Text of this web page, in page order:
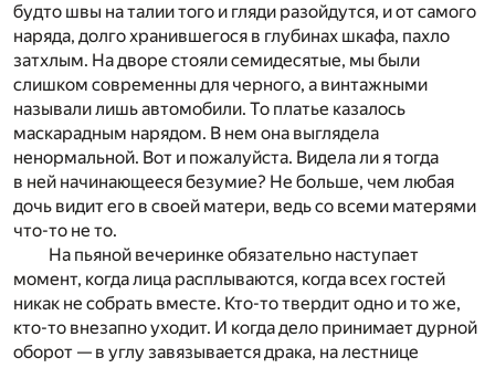
будто швы на талии того и гляди разойдутся, и от самого
наряда, долго хранившегося в глубинах шкафа, пахло
затхлым. На дворе стояли семидесятые, мы были
слишком современны для черного, а винтажными
называли лишь автомобили. То платье казалось
маскарадным нарядом. В нем она выглядела
ненормальной. Вот и пожалуйста. Видела ли я тогда
в ней начинающееся безумие? Не больше, чем любая
дочь видит его в своей матери, ведь со всеми матерями
что-то не то.
На пьяной вечеринке обязательно наступает
момент, когда лица расплываются, когда всех гостей
никак не собрать вместе. Кто-то твердит одно и то же,
кто-то внезапно уходит. И когда дело принимает дурной
оборот — в углу завязывается драка, на лестнице